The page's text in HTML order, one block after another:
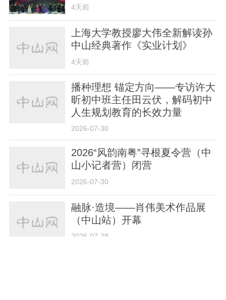
4天前
上海大学教授廖大伟全新解读孙
中山经典著作《实业计划》
4天前
播种理想 锚定方向——专访许大
昕初中班主任田云伏，解码初中
人生规划教育的长效力量
2026-07-30
2026“风韵南粤”寻根夏令营（中
山小记者营）闭营
2026-07-30
融脉·造境——肖伟美术作品展
（中山站）开幕
2026-07-28